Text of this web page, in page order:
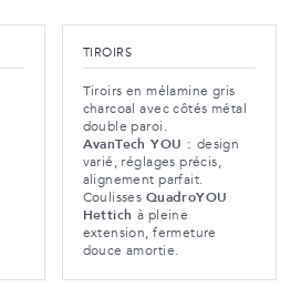
TIROIRS
Tiroirs en mélamine gris
charcoal avec côtés métal
double paroi.
AvanTech YOU : design
varié, réglages précis,
alignement parfait.
Coulisses QuadroYOU
Hettich à pleine
extension, fermeture
douce amortie.